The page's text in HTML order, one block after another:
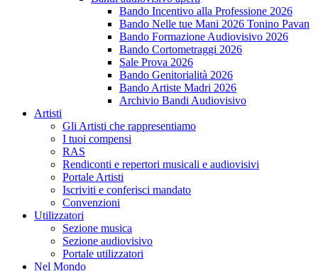
Bando Incentivo alla Professione 2026
Bando Nelle tue Mani 2026 Tonino Pavan
Bando Formazione Audiovisivo 2026
Bando Cortometraggi 2026
Sale Prova 2026
Bando Genitorialità 2026
Bando Artiste Madri 2026
Archivio Bandi Audiovisivo
Artisti
Gli Artisti che rappresentiamo
I tuoi compensi
RAS
Rendiconti e repertori musicali e audiovisivi
Portale Artisti
Iscriviti e conferisci mandato
Convenzioni
Utilizzatori
Sezione musica
Sezione audiovisivo
Portale utilizzatori
Nel Mondo